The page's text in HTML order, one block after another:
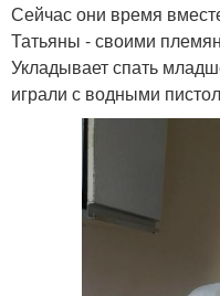
Сейчас они время
Татьяны - своими
Укладывает спать
играли с водными